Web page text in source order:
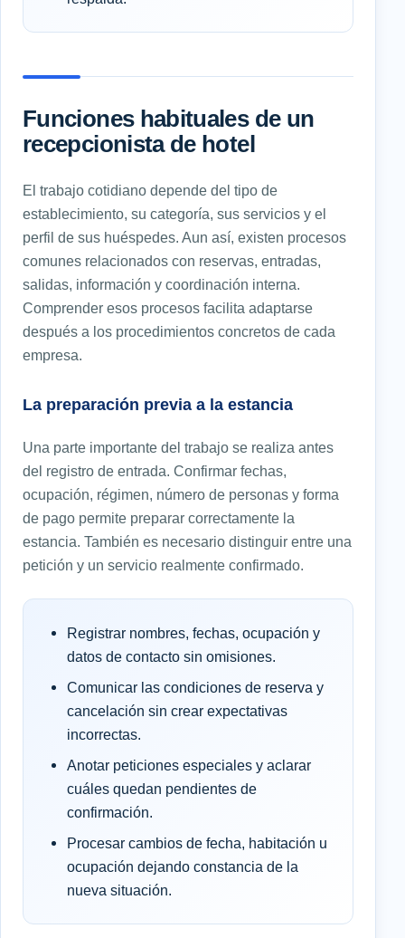
Funciones habituales de un
recepcionista de hotel
El trabajo cotidiano depende del tipo de
establecimiento, su categoría, sus servicios y el
perfil de sus huéspedes. Aun así, existen procesos
comunes relacionados con reservas, entradas,
salidas, información y coordinación interna.
Comprender esos procesos facilita adaptarse
después a los procedimientos concretos de cada
empresa.
La preparación previa a la estancia
Una parte importante del trabajo se realiza antes
del registro de entrada. Confirmar fechas,
ocupación, régimen, número de personas y forma
de pago permite preparar correctamente la
estancia. También es necesario distinguir entre una
petición y un servicio realmente confirmado.
Registrar nombres, fechas, ocupación y
datos de contacto sin omisiones.
Comunicar las condiciones de reserva y
cancelación sin crear expectativas
incorrectas.
Anotar peticiones especiales y aclarar
cuáles quedan pendientes de
confirmación.
Procesar cambios de fecha, habitación u
ocupación dejando constancia de la
nueva situación.